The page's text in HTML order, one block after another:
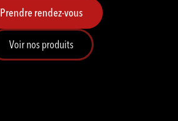
Prendre rendez-vous
Voir nos produits